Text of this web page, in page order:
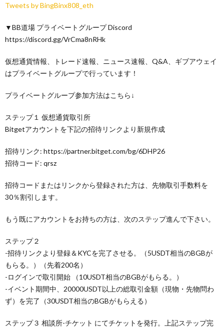
Tweets by BingBinx808_eth
▼BB道場 プライベートグループ Discord
https://discord.gg/VrCma8nRHk
仮想通貨情報、トレード速報、ニュース速報、Q&A、ギブアウェイ
はプライベートグループで行っています！
プライベートグループ参加方法はこちら↓
ステップ１ 仮想通貨取引所
Bitgetアカウントを下記の招待リンクより新規作成
招待リンク: https://partner.bitget.com/bg/6DHP26
招待コード: qrsz
招待コードまたはリンクから登録された方は、先物取引手数料を
30％割引します。
もう既にアカウントをお持ちの方は、次のステップ進んで下さい。
ステップ２
-招待リンクより登録＆KYCを完了させる。（5USDT相当のBGBが
もらる。）（先着200名）
-ログインで取引開始 （10USDT相当のBGBがもらる。）
-イベント期間中、20000USDT以上の総取引金額（現物・先物問わ
ず）を完了（30USDT相当のBGBがもらえる）
ステップ３ ⁠相談所-チケット にてチケットを発行。上記ステップ完